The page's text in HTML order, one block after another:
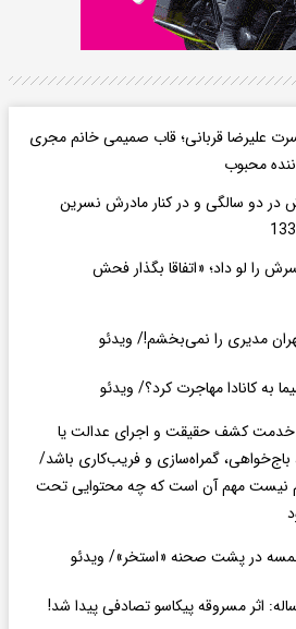
علیرضا قربانی؛ قاب صمیمی خانم مجری
محبوب
در دو سالگی و در کنار مادرش نسرین
را لو داد؛ «اتفاقا بگذار فحش
مدیری را نمی‌بخشم!/ ویدئو
به کانادا مهاجرت کرد؟/ ویدئو
خدمت کشف حقیقت و اجرای عدالت یا
باج‌خواهی، گمراه‌سازی و فریب‌کاری باشد/
نیست مهم آن است که چه محتوایی تحت
خمسه در پشت صحنه «استخر»/ ویدئو
اثر مسروقه پیکاسو تصادفی پیدا شد!